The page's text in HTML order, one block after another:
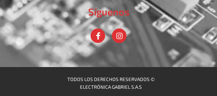
Síguenos
TODOS LOS DERECHOS RESERVADOS ©
ELECTRÓNICA GABRIEL S.A.S